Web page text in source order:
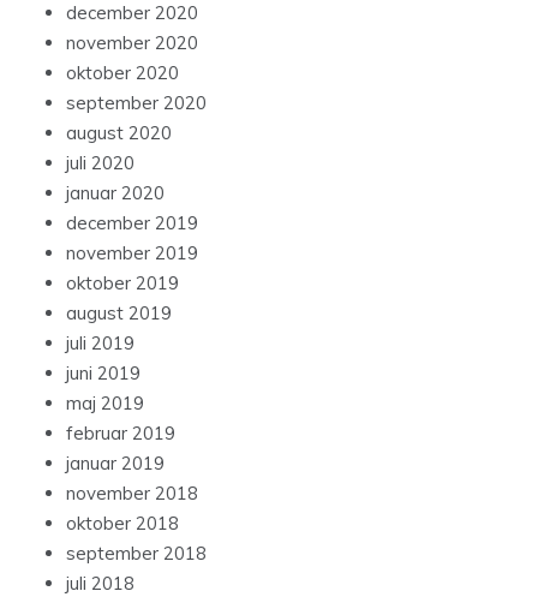
december 2020
november 2020
oktober 2020
september 2020
august 2020
juli 2020
januar 2020
december 2019
november 2019
oktober 2019
august 2019
juli 2019
juni 2019
maj 2019
februar 2019
januar 2019
november 2018
oktober 2018
september 2018
juli 2018